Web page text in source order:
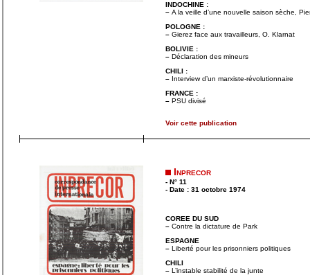
INDOCHINE :
– A la veille d’une nouvelle saison sèche,
POLOGNE :
– Gierez face aux travailleurs, O. Klarnat
BOLIVIE :
– Déclaration des mineurs
CHILI :
– Interview d’un marxiste-révolutionnaire
FRANCE :
– PSU divisé
Voir cette publication
Inprecor
- N° 11
- Date : 31 octobre 1974
COREE DU SUD
– Contre la dictature de Park
ESPAGNE
– Liberté pour les prisonniers politiques
CHILI
– L’instable stabilité de la junte